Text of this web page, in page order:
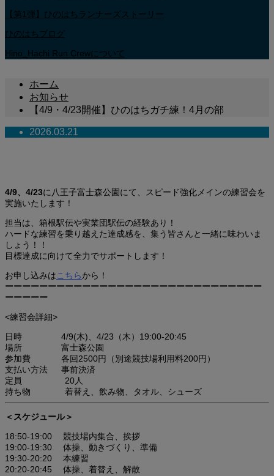
【第1弾】ひのはちランナーズストーリー
ひのはちブログ
Hino_Hachi Run Crewについて
ホーム
お知らせ
【4/9・4/23開催】ひのはちガチ練！4月の部
2026.03.21
4/9、4/23に八王子富士森公園にて、スピード強化メインの練習会を
実施いたします！
担当は、箱根駅伝や実業団駅伝の経験あり！
ハードな練習を乗り越えた達成感を、集う皆さんと一緒に味わいま
しょう！！
目標達成に向けて全力でサポートします！
お申し込みは こちらから！
ーーーーーーーーーーーーーーーーーーーーーーーーーーーーーー
ーーーーー
<練習会詳細>
日時 4/9(木)、4/23（木）19:00‐20:45
場所 富士森公園
参加費 各回2500円（別途競技場利用料200円）
支払い方法 事前決済
定員 20人
持ち物 着替え、飲み物、タオル、シューズ
＜スケジュール＞
18:50‐19:00 競技場内集合、挨拶
19:00‐19:30 体操、動きづくり、準備
19:30‐20:20 本練習
20:20‐20:45 体操、着替え、解散